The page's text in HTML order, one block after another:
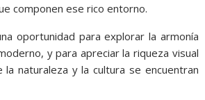
componen ese rico entorno.
oportunidad para explorar la armonía
y para apreciar la riqueza visual
naturaleza y la cultura se encuentran